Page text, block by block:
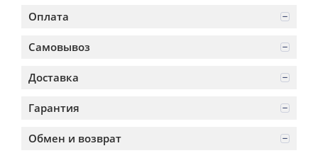
Оплата
Самовывоз
Доставка
Гарантия
Обмен и возврат